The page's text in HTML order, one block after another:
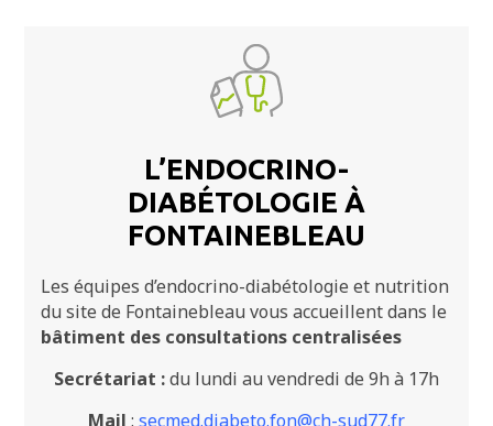
L’ENDOCRINO-
DIABÉTOLOGIE À
FONTAINEBLEAU
Les équipes d’endocrino-diabétologie et nutrition
du site de Fontainebleau vous accueillent dans le
bâtiment des consultations centralisées
Secrétariat :du lundi au vendredi de 9h à 17h
Mail : secmed.diabeto.fon@ch-sud77.fr